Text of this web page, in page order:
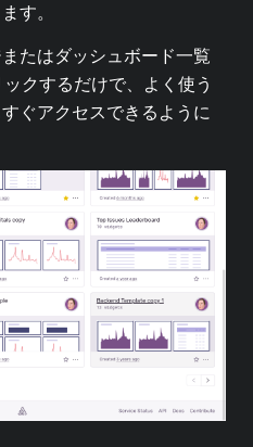
す。
たはダッシュボード一覧
クするだけで、よく使う
ぐアクセスできるように